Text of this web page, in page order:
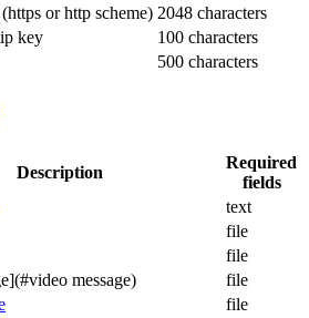
or http scheme) 2048 characters
key
100 characters
500 characters
Description
Required
fields
text
file
file
message)
file
file